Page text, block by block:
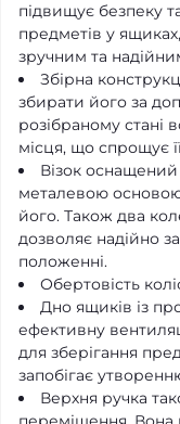
підвищує безпеку
предметів у
зручним та
Збірна
збирати його за
розібраному стані
місця, що спрощує
Візок
металевою
його. Також два
дозволяє надійно
положенні.
Обертовість
Дно ящиків із
ефективну
для зберігання
запобігає
Верхня ручка